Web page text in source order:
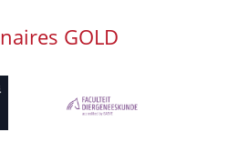
GOLD
Afbeelding